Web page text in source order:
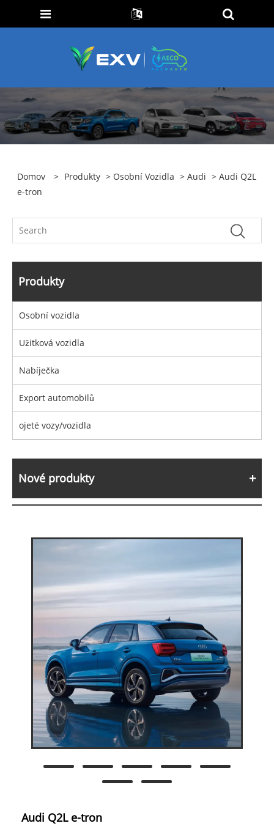
Domov > Produkty > Osobní Vozidla >Audi > Audi Q2L
e-tron
Produkty
Osobní vozidla
Užitková vozidla
Nabíječka
Export automobilů
ojeté vozy/vozidla
Nové produkty
Audi Q2L e-tron